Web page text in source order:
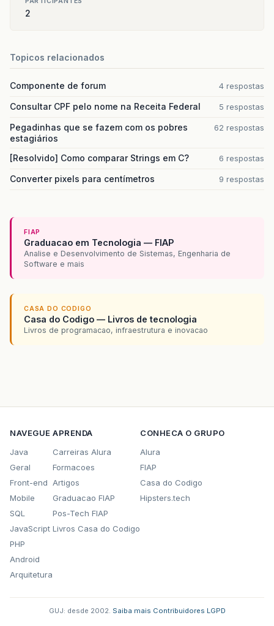
2
Topicos relacionados
Componente de forum 4 respostas
Consultar CPF pelo nome na Receita Federal 5 respostas
Pegadinhas que se fazem com os pobres
estagiários
62 respostas
[Resolvido] Como comparar Strings em C? 6 respostas
Converter pixels para centímetros 9 respostas
FIAP
Graduacao em Tecnologia — FIAP
Analise e Desenvolvimento de Sistemas, Engenharia de
Software e mais
CASA DO CODIGO
Casa do Codigo — Livros de tecnologia
Livros de programacao, infraestrutura e inovacao
NAVEGUE
Java
Geral
Front-end
Mobile
SQL
JavaScript
PHP
Android
Arquitetura
APRENDA
Carreiras Alura
Formacoes
Artigos
Graduacao FIAP
Pos-Tech FIAP
Livros Casa do Codigo
CONHECA O GRUPO
Alura
FIAP
Casa do Codigo
Hipsters.tech
GUJ: desde 2002. Saiba mais Contribuidores LGPD